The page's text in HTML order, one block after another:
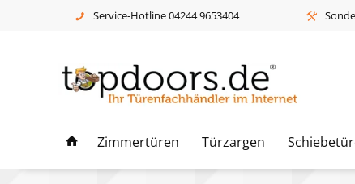
Service-Hotline 04244 9653404
Zimmertüren Türzargen